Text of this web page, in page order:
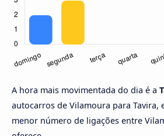
A hora mais movimentada do dia é a
autocarros de Vilamoura para Tavira,
menor número de ligações entre